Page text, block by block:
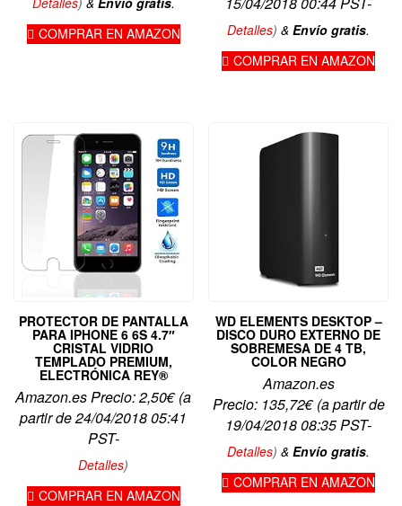
COMPRAR EN AMAZON
actual
259,00€.
Detalles)&Envío gratis.
COMPRAR EN AMAZON
PROTECTOR DE PANTALLA
PARA IPHONE 6 6S 4.7″
CRISTAL VIDRIO
TEMPLADO PREMIUM,
ELECTRÓNICA REY®
Amazon.es Precio:2,50€(a
partir de 24/04/2018 05:41
PST-
Detalles)
COMPRAR EN AMAZON
WD ELEMENTS DESKTOP –
DISCO DURO EXTERNO DE
SOBREMESA DE 4 TB,
COLOR NEGRO
Amazon.es
Precio: 135,72€(a partir de
19/04/2018 08:35 PST-
Detalles)&Envío gratis.
COMPRAR EN AMAZON